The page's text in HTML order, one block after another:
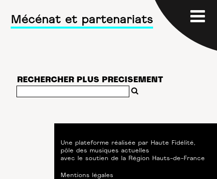
Mécénat et partenariats
RECHERCHER PLUS PRECISEMENT
Une plateforme réalisée par Haute Fidélité,
pôle des musiques actuelles
avec le soutien de
la Région Hauts-de-France
Mentions légales